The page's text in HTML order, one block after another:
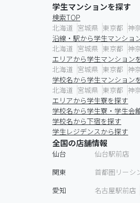
学生マンションを探す
検索TOP
北海道 宮城県 東京都 神
沿線・駅から学生マンショ
北海道 宮城県 東京都 神
エリアから学生マンション
北海道 宮城県 東京都 神
学校名から学生マンション
北海道 宮城県 東京都 神
エリアから学生寮を探す
学校名から学生寮・学生会
学校名から下宿を探す
学生レジデンスから探す
全国の店舗情報
仙台
仙台駅前店
関東
首都圏リー
愛知
名古屋駅前店